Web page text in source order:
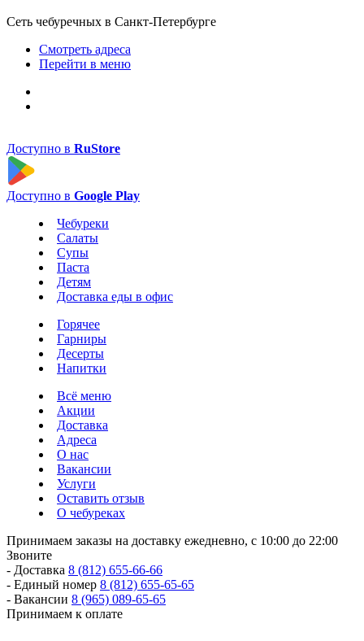
Сеть чебуречных в Санкт-Петербурге
Смотреть адреса
Перейти в меню
Доступно в RuStore
Доступно в Google Play
Чебуреки
Салаты
Супы
Паста
Детям
Доставка еды в офис
Горячее
Гарниры
Десерты
Напитки
Всё меню
Акции
Доставка
Адреса
О нас
Вакансии
Услуги
Оставить отзыв
О чебуреках
Принимаем заказы на доставку ежедневно, с 10:00 до 22:00
Звоните
- Доставка 8 (812) 655-66-66
- Единый номер 8 (812) 655-65-65
- Вакансии 8 (965) 089-65-65
Принимаем к оплате